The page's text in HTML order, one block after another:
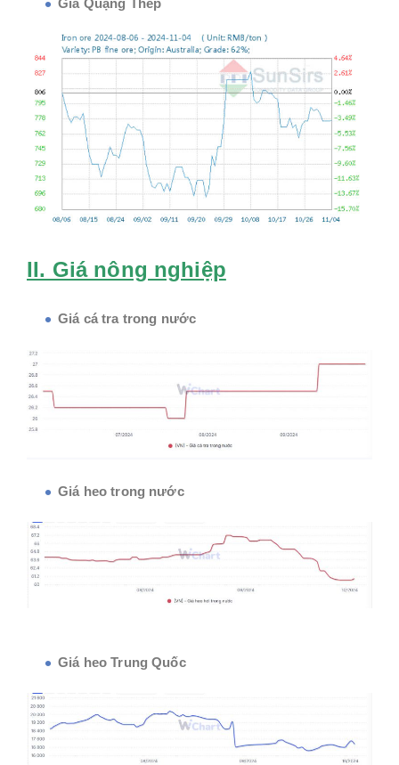
II. Giá nông nghiệp
Giá cá tra trong nước
Giá heo trong nước
Giá heo Trung Quốc